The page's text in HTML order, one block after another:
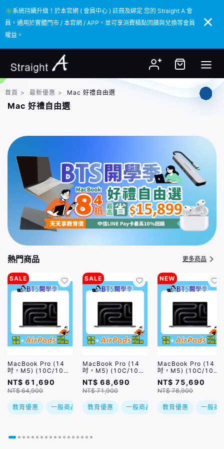
✳️系統持續升級！於本官網 ( 會員中心 ) 註冊及綁定 您的 Straight A 會
員，通用於實體門市 / 本官網 / APP，並可享消費積點回饋與兌換等會員
權益。
✳️系統持續升級！於本官網 ( 會員中心 ) 註冊及綁定 您的 Straight A 會
員，通用於實體門市 / 本官網 / APP，並可享消費積點回饋與兌換等會員
權益。
首頁 > 最新優惠 > Mac 好禮自由選
Mac 好禮自由選
熱門商品 更多商品
SALE
MacBook Pro (14
吋，M5) (10C/10C
GPU/16GB/1TB) /
兩色 (售價已折)｜預
購，到貨後依訂單順序
NT$ 61,690
NT$ 64,900
教育優惠 一般商品 現折
SALE
MacBook Pro (14
吋，M5) (10C/10C
GPU/24GB/1TB) /
兩色 (售價已折)｜預
購，到貨後依訂單順序
NT$ 68,690
NT$ 71,900
教育優惠 一般商品 現折
NEW
MacBook Pro (14
吋，M5) (10C/10C
GPU/32GB/1TB) /
兩色｜預購，到貨後依
訂單順序出貨
NT$ 75,690
NT$ 78,900
教育優惠 一般商